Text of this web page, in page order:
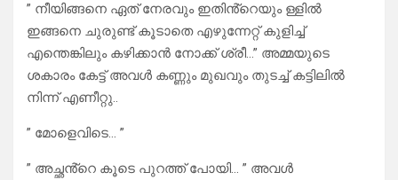
” നീയിങ്ങനെ ഏത് നേരവും ഇതിൻ്റെയും ള്ളിൽ
ഇങ്ങനെ ചുരുണ്ട് കൂടാതെ എഴുന്നേറ്റ് കുളിച്ച്
എന്തെങ്കിലും കഴിക്കാൻ നോക്ക് ശ്രീ…” അമ്മയുടെ
ശകാരം കേട്ട് അവൾ കണ്ണും മുഖവും തുടച്ച് കട്ടിലിൽ
നിന്ന് എണീറ്റു..
” മോളെവിടെ… ”
” അച്ഛൻ്റെ കൂടെ പുറത്ത് പോയി… ” അവൾ